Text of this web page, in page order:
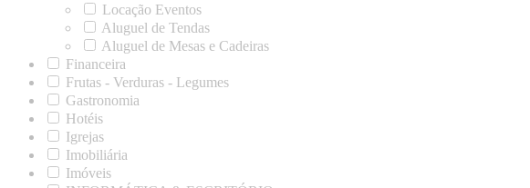
Locação Eventos
Aluguel de Tendas
Aluguel de Mesas e Cadeiras
Financeira
Frutas - Verduras - Legumes
Gastronomia
Hotéis
Igrejas
Imobiliária
Imóveis